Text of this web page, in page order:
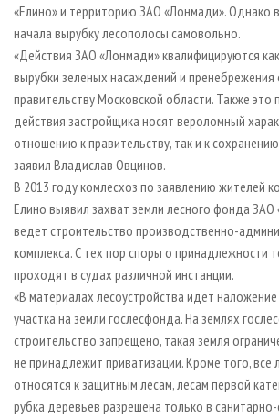
«Елино» и территорию ЗАО «Лонмади». Однако
начала вырубку лесополосы самовольно.
«Действия ЗАО «Лонмади» квалифицируются
вырубки зеленых насаждений и
правительству Московской области. Также это
действия застройщика носят вероломный
отношению к правительству, так и к
заявил Владислав Овцинов.
В 2013 году комлесхоз по заявлению жителей
Елино выявил захват земли лесного фонда
ведет строительство производственно-
комплекса. С тех пор споры о принадлежности
проходят в судах различной инстанции.
«В материалах лесоустройства идет
участка на земли гослесфонда. На землях
строительство запрещено, такая земля
не принадлежит приватизации. Кроме того, все
относятся к защитным лесам, лесам первой
рубка деревьев разрешена только в